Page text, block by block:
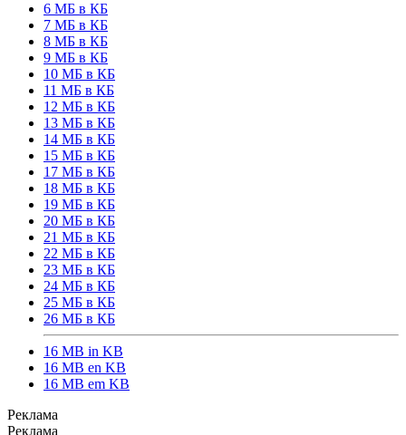
6 МБ в КБ
7 МБ в КБ
8 МБ в КБ
9 МБ в КБ
10 МБ в КБ
11 МБ в КБ
12 МБ в КБ
13 МБ в КБ
14 МБ в КБ
15 МБ в КБ
17 МБ в КБ
18 МБ в КБ
19 МБ в КБ
20 МБ в КБ
21 МБ в КБ
22 МБ в КБ
23 МБ в КБ
24 МБ в КБ
25 МБ в КБ
26 МБ в КБ
16 MB in KB
16 MB en KB
16 MB em KB